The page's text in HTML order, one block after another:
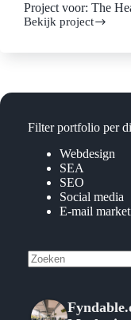
Project voor: The
Bekijk project
Een
bestelsysteem
te
Filter portfolio per
Webdesign
SEA
SEO
Social media
E-mail